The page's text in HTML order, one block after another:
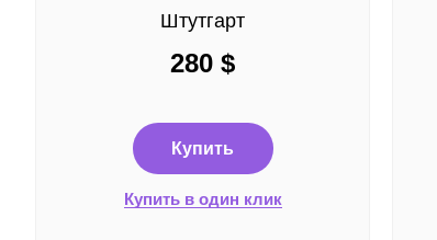
Штутгарт
280 $
Купить
Купить в один клик